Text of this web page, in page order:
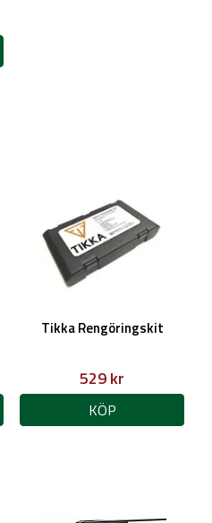
Tikka Rengöringskit
529 kr
KÖP